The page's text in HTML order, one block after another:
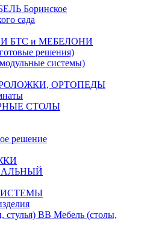
Боринское
сада
БТС и МЕБЕЛОНИ
решения)
системы)
ОРТОПЕДЫ
СТОЛЫ
решение
ВВ Мебель (столы,